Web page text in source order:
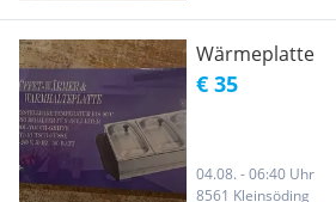
Wärmeplatte
€ 35
04.08. - 06:40 Uhr
8561 Kleinsöding